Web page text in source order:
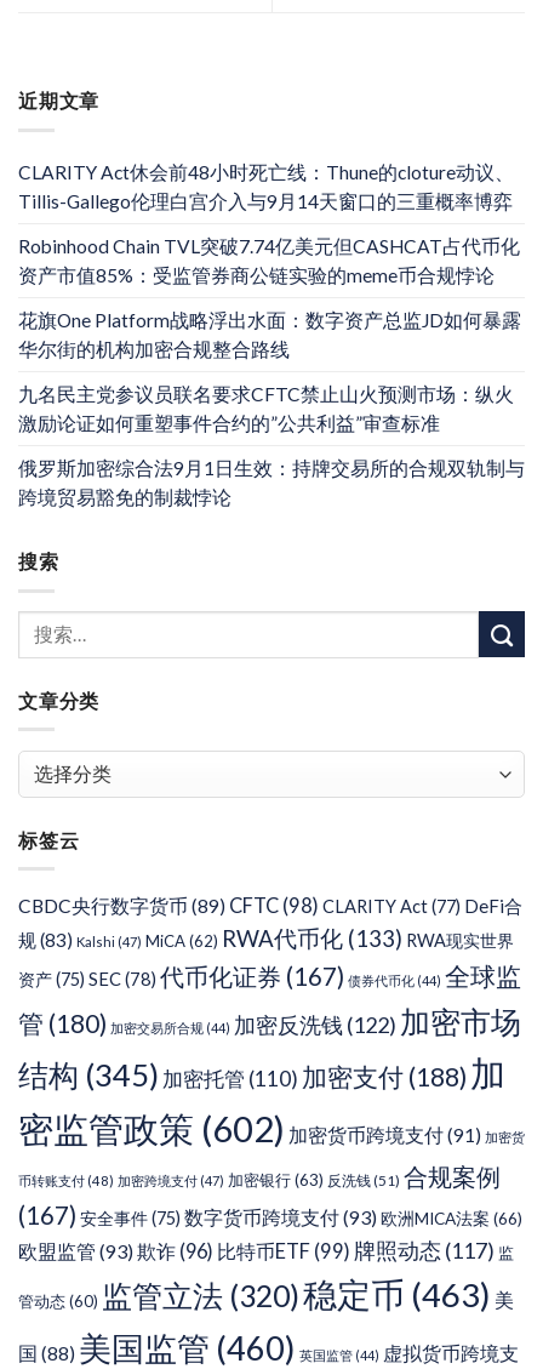
近期文章
CLARITY Act休会前48小时死亡线：Thune的cloture动议、
Tillis-Gallego伦理白宫介入与9月14天窗口的三重概率博弈
Robinhood Chain TVL突破7.74亿美元但CASHCAT占代币化
资产市值85%：受监管券商公链实验的meme币合规悖论
花旗One Platform战略浮出水面：数字资产总监JD如何暴露
华尔街的机构加密合规整合路线
九名民主党参议员联名要求CFTC禁止山火预测市场：纵火
激励论证如何重塑事件合约的”公共利益”审查标准
俄罗斯加密综合法9月1日生效：持牌交易所的合规双轨制与
跨境贸易豁免的制裁悖论
搜索
文章分类
类
标签云
CBDC央行数字货币 (89) CFTC (98) CLARITY Act(77) DeFi合
规(83) Kalshi (47) MiCA(62) RWA代币化 (133) RWA现实世界
资产(75) SEC(78) 代币化证券 (167) 债券代币化 (44) 全球监
管 (180) 加密交易所合规 (44) 加密反洗钱 (122) 加密市场
结构 (345) 加密托管 (110) 加密支付 (188) 加
密监管政策 (602) 加密货币跨境支付(91) 加密货
币转账支付 (48) 加密跨境支付 (47) 加密银行(63) 反洗钱(51) 合规案例
(167) 安全事件(75) 数字货币跨境支付(93)欧洲MICA法案 (66)
欧盟监管 (93)欺诈 (96) 比特币ETF (99) 牌照动态 (117) 监
管动态(60) 监管立法 (320)稳定币 (463) 美
国 (88) 美国监管 (460) 英国监管 (44) 虚拟货币跨境支